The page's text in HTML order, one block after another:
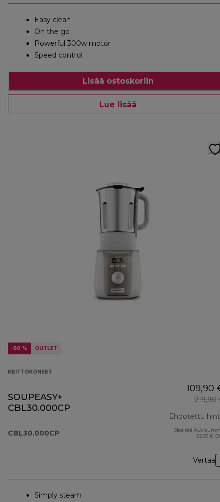
Easy clean
On the go
Powerful 300w motor
Speed control
Lisää ostoskoriin
Lue lisää
-50 % OUTLET
KEITTOKONEET
SOUPEASY+
CBL30.000CP
CBL30.000CP
109,90
219,90
Ehdotettu
Sisältää ALV-
22,33 €
Vertaa
Simply steam